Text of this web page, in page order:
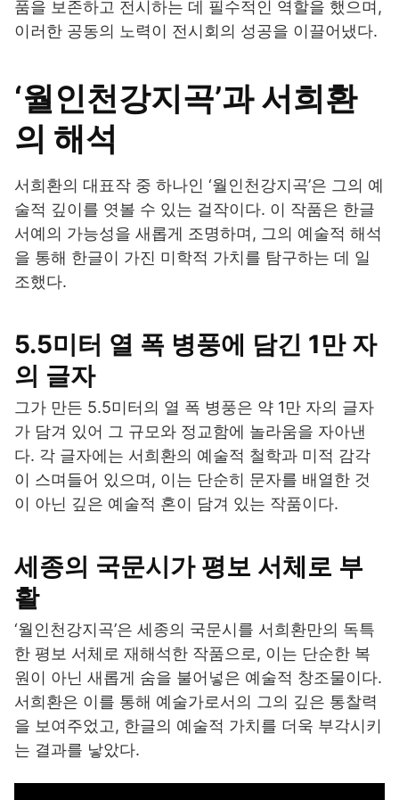
품을 보존하고 전시하는 데 필수적인 역할을 했으며,
이러한 공동의 노력이 전시회의 성공을 이끌어냈다.
‘월인천강지곡’과 서희환
의 해석
서희환의 대표작 중 하나인 ‘월인천강지곡’은 그의 예
술적 깊이를 엿볼 수 있는 걸작이다. 이 작품은 한글
서예의 가능성을 새롭게 조명하며, 그의 예술적 해석
을 통해 한글이 가진 미학적 가치를 탐구하는 데 일
조했다.
5.5미터 열 폭 병풍에 담긴 1만 자
의 글자
그가 만든 5.5미터의 열 폭 병풍은 약 1만 자의 글자
가 담겨 있어 그 규모와 정교함에 놀라움을 자아낸
다. 각 글자에는 서희환의 예술적 철학과 미적 감각
이 스며들어 있으며, 이는 단순히 문자를 배열한 것
이 아닌 깊은 예술적 혼이 담겨 있는 작품이다.
세종의 국문시가 평보 서체로 부
활
‘월인천강지곡’은 세종의 국문시를 서희환만의 독특
한 평보 서체로 재해석한 작품으로, 이는 단순한 복
원이 아닌 새롭게 숨을 불어넣은 예술적 창조물이다.
서희환은 이를 통해 예술가로서의 그의 깊은 통찰력
을 보여주었고, 한글의 예술적 가치를 더욱 부각시키
는 결과를 낳았다.